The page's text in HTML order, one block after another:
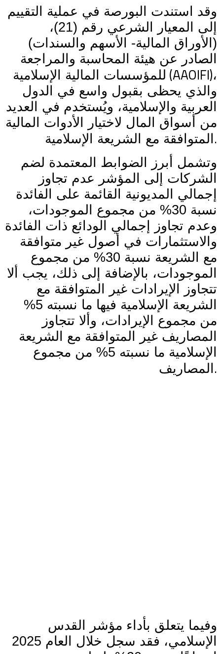
وقد استندت البورصة في عملية التقييم
إلى المعيار الشرعي رقم (21)،
(الأوراق المالية- الأسهم والسندات)
الصادر عن هيئة المحاسبة والمراجعة
للمؤسسات المالية الإسلامية (AAOIFI)،
والذي يحظى بقبول واسع في الدول
العربية والإسلامية، ويُستخدم في العديد
من أسواق المال لاختيار الأدوات المالية
المتوافقة مع الشريعة الإسلامية .
وتشمل أبرز الضوابط المعتمدة لضم
الشركات إلى المؤشر عدم تجاوز
إجمالي المديونية القائمة على الفائدة
نسبة 30% من مجموع الموجودات،
وعدم تجاوز إجمالي الودائع ذات الفائدة
والاستثمارات في أصول غير متوافقة
مع الشريعة نسبة 30% من مجموع
الموجودات، بالإضافة إلى ذلك، يجب ألا
تتجاوز الإيرادات غير المتوافقة مع
الشريعة الإسلامية فيها ما نسبته 5%
من مجموع الإيرادات، وألا تتجاوز
المصاريف غير المتوافقة مع الشريعة
الإسلامية ما نسبته 5% من مجموع
المصاريف .
وفيما يتعلق بأداء مؤشر القدس
الإسلامي، فقد سجل خلال العام 2025